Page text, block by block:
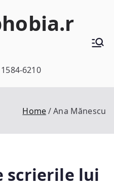
6210
Home Ana Mănescu
scrierile lui